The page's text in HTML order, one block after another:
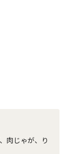
肉じゃが、り